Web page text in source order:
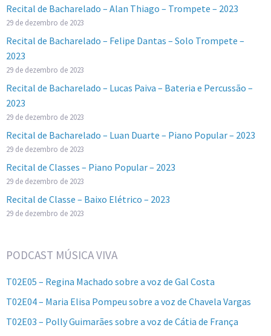
Recital de Bacharelado – Alan Thiago – Trompete – 2023
29 de dezembro de 2023
Recital de Bacharelado – Felipe Dantas – Solo Trompete –
2023
29 de dezembro de 2023
Recital de Bacharelado – Lucas Paiva – Bateria e Percussão –
2023
29 de dezembro de 2023
Recital de Bacharelado – Luan Duarte – Piano Popular – 2023
29 de dezembro de 2023
Recital de Classes – Piano Popular – 2023
29 de dezembro de 2023
Recital de Classe – Baixo Elétrico – 2023
29 de dezembro de 2023
PODCAST MÚSICA VIVA
T02E05 – Regina Machado sobre a voz de Gal Costa
T02E04 – Maria Elisa Pompeu sobre a voz de Chavela Vargas
T02E03 – Polly Guimarães sobre a voz de Cátia de França